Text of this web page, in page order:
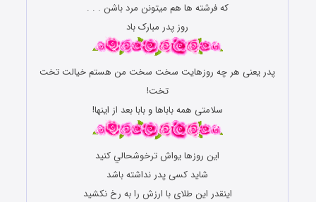
که فرشته ها هم میتونن مرد باشن . . .
روز پدر مبارک باد
پدر یعنی هر چه روزهایت سخت سخت من هستم خیالت تخت
تخت‏!‏
سلامتی همه باباها و بابا بعد از اینها‏!‏
این روزها ﻳﻮﺍﺵ ﺗﺮﺧﻮﺷﺤﺎﻟﻲ ﻛﻨﻴﺪ
ﺷﺎﻳﺪ کسی ﭘﺪﺭ ﻧﺪﺍﺷﺘﻪ ﺑﺎﺷﺪ
ﺍﻳﻨﻘﺪﺭ ﺍﻳﻦ ﻃﻼی ﺑﺎ ﺍﺭﺯﺵ ﺭﺍ ﺑﻪ ﺭﺥ ﻧﻜﺸﻴﺪ